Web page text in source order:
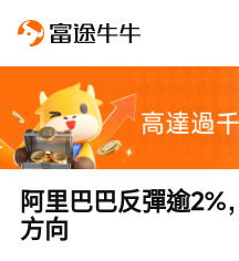
阿里巴巴反彈逾2%
方向